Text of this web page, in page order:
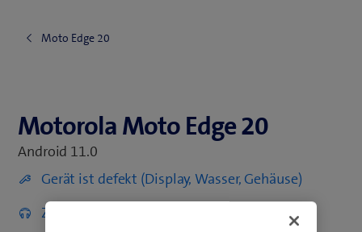
Moto Edge 20
Motorola Moto Edge 20
Motorola Moto Edge 20
Android 11.0
Gerät ist defekt (Display, Wasser, Gehäuse)
Zubehör entdecken